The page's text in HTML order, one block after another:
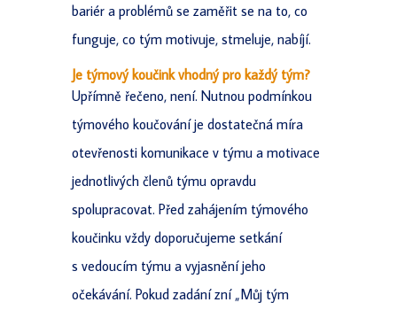
bariér a problémů se zaměřit se na to, co
funguje, co tým motivuje, stmeluje, nabíjí.
Je týmový koučink vhodný pro každý tým?
Upřímně řečeno, není. Nutnou podmínkou
týmového koučování je dostatečná míra
otevřenosti komunikace v týmu a motivace
jednotlivých členů týmu opravdu
spolupracovat. Před zahájením týmového
koučinku vždy doporučujeme setkání
s vedoucím týmu a vyjasnění jeho
očekávání. Pokud zadání zní „Můj tým